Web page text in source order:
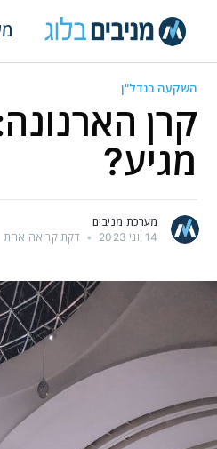
השקעה בנדל"ן
קרן
מגיע?
מערכת מניבים
14 יוני 2023
• דקת קריאה אחת